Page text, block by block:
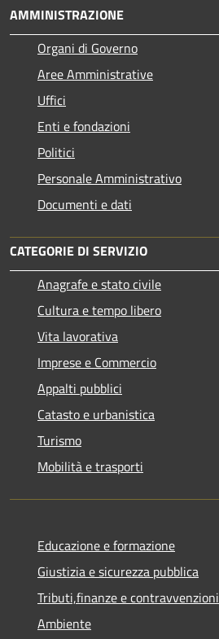
AMMINISTRAZIONE
Organi di Governo
Aree Amministrative
Uffici
Enti e fondazioni
Politici
Personale Amministrativo
Documenti e dati
CATEGORIE DI SERVIZIO
Anagrafe e stato civile
Cultura e tempo libero
Vita lavorativa
Imprese e Commercio
Appalti pubblici
Catasto e urbanistica
Turismo
Mobilità e trasporti
Educazione e formazione
Giustizia e sicurezza pubblica
Tributi,finanze e contravvenzioni
Ambiente